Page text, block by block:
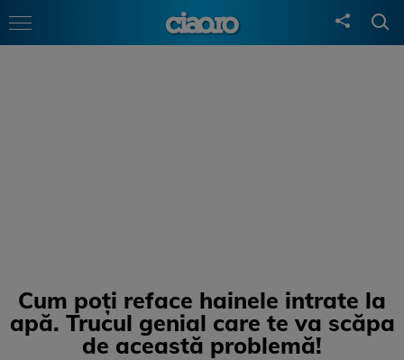
Cum poți reface hainele intrate la
apă. Trucul genial care te va scăpa
de această problemă!